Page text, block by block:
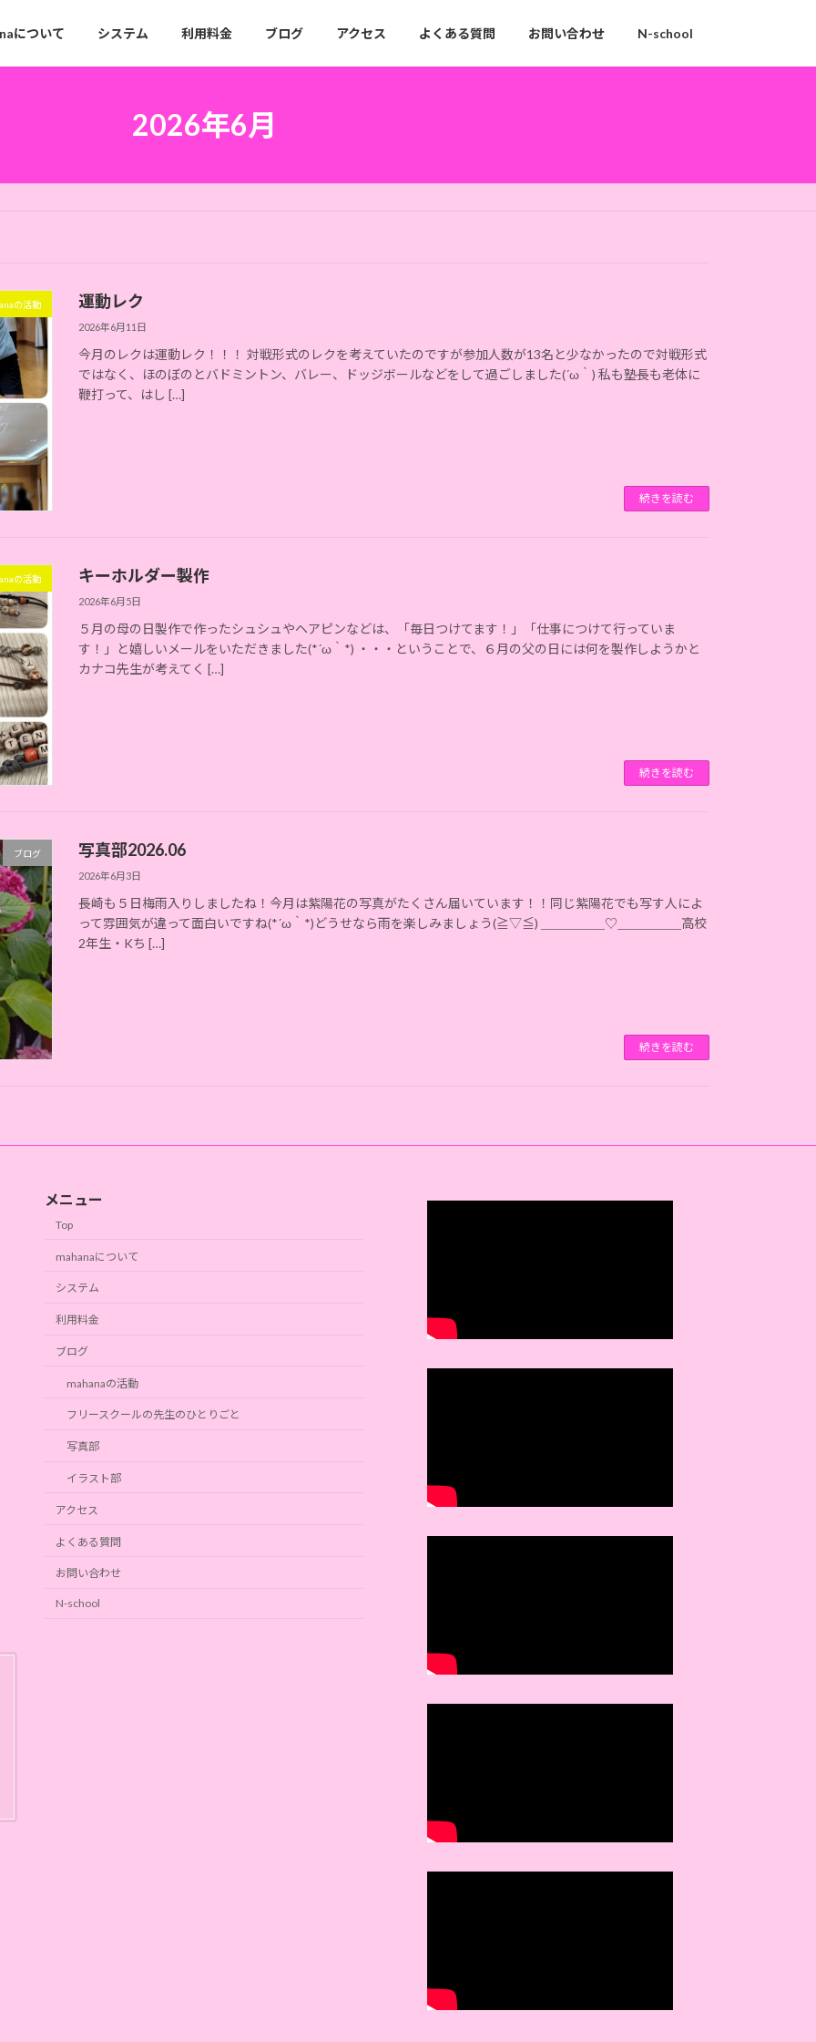
について システム 利用料金 ブログ アクセス よくある質問 お問い合わせ N-school
2026年6月
の活動 運動レク
2026年6月11日
今月のレクは運動レク！！！ 対戦形式のレクを考えていたのですが参加人数が13名と少なかったので対戦形式
ではなく、ほのぼのとバドミントン、バレー、ドッジボールなどをして過ごしました(´ω｀) 私も塾長も老体に
鞭打って、はし […]
続きを読む
の活動 キーホルダー製作
2026年6月5日
５月の母の日製作で作ったシュシュやヘアピンなどは、「毎日つけてます！」「仕事につけて行っていま
す！」と嬉しいメールをいただきました(*´ω｀*) ・・・ということで、６月の父の日には何を製作しようかと
カナコ先生が考えてく […]
続きを読む
ブログ 写真部2026.06
2026年6月3日
長崎も５日梅雨入りしましたね！今月は紫陽花の写真がたくさん届いています！！同じ紫陽花でも写す人によ
って雰囲気が違って面白いですね(*´ω｀*)どうせなら雨を楽しみましょう(≧▽≦) ＿＿＿＿＿♡＿＿＿＿＿高校
2年生・Kち […]
続きを読む
メニュー
Top
mahanaについて
システム
利用料金
ブログ
mahanaの活動
フリースクールの先生のひとりごと
写真部
イラスト部
アクセス
よくある質問
お問い合わせ
N-school